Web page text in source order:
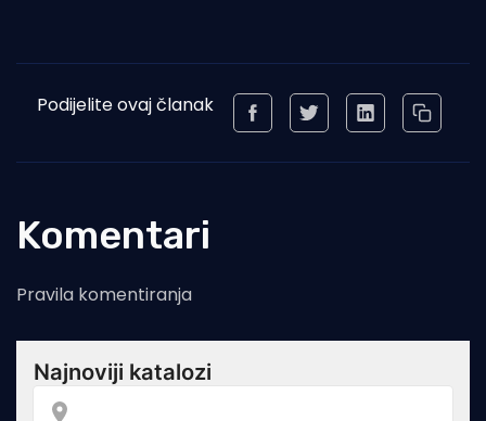
Podijelite ovaj članak
Komentari
Pravila komentiranja